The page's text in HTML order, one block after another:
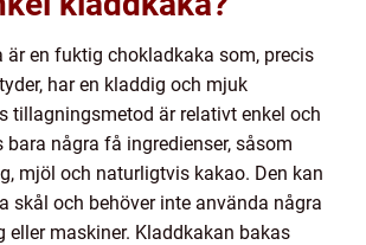
är en fuktig chokladkaka som, precis
har en kladdig och mjuk
tillagningsmetod är relativt enkel och
bara några få ingredienser, såsom
mjöl och naturligtvis kakao. Den kan
skål och behöver inte använda några
eller maskiner. Kladdkakan bakas